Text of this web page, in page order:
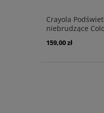
Crayola
niebrudzące
159,00 zł